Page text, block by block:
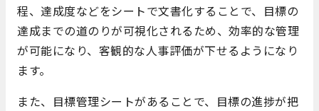
程、達成度などをシートで文書化することで、目標の
達成までの道のりが可視化されるため、効率的な管理
が可能になり、客観的な人事評価が下せるようになり
ます。
また、目標管理シートがあることで、目標の進捗が把